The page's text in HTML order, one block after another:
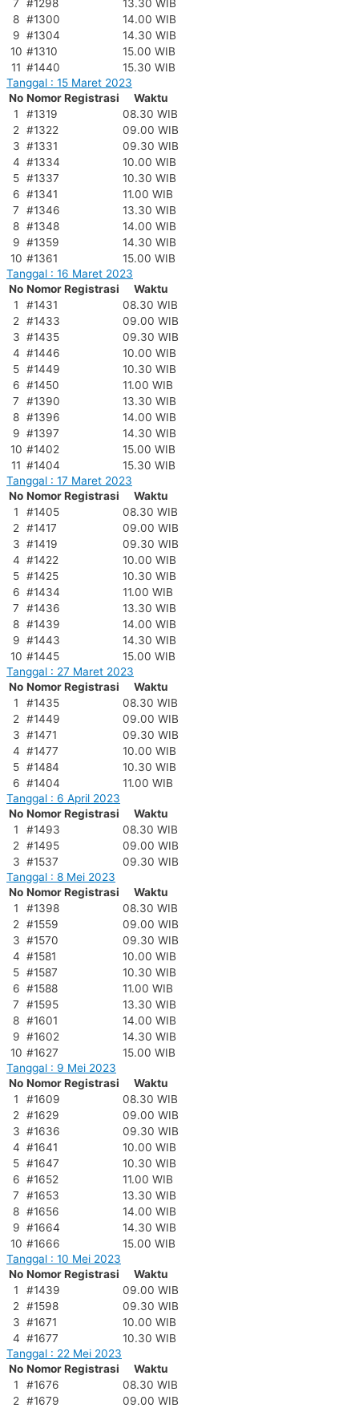
7 #1298
13.30 WIB
8 #1300
14.00 WIB
9 #1304
14.30 WIB
10 #1310
15.00 WIB
11 #1440
15.30 WIB
Tanggal : 15 Maret 2023
No Nomor Registrasi
Waktu
1
#1319
08.30 WIB
2
#1322
09.00 WIB
3 #1331
09.30 WIB
4 #1334
10.00 WIB
5 #1337
10.30 WIB
6 #1341
11.00 WIB
7
#1346
13.30 WIB
8 #1348
14.00 WIB
9 #1359
14.30 WIB
10 #1361
15.00 WIB
Tanggal : 16 Maret 2023
No Nomor Registrasi
Waktu
1
#1431
08.30 WIB
2
#1433
09.00 WIB
3 #1435
09.30 WIB
4 #1446
10.00 WIB
5 #1449
10.30 WIB
6 #1450
11.00 WIB
7
#1390
13.30 WIB
8 #1396
14.00 WIB
9 #1397
14.30 WIB
10 #1402
15.00 WIB
11 #1404
15.30 WIB
Tanggal : 17 Maret 2023
No Nomor Registrasi
Waktu
1
#1405
08.30 WIB
2
#1417
09.00 WIB
3 #1419
09.30 WIB
4 #1422
10.00 WIB
5 #1425
10.30 WIB
6 #1434
11.00 WIB
7
#1436
13.30 WIB
8 #1439
14.00 WIB
9 #1443
14.30 WIB
10 #1445
15.00 WIB
Tanggal : 27 Maret 2023
No Nomor Registrasi
Waktu
1
#1435
08.30 WIB
2
#1449
09.00 WIB
3 #1471
09.30 WIB
4 #1477
10.00 WIB
5 #1484
10.30 WIB
6 #1404
11.00 WIB
Tanggal : 6 April 2023
No Nomor Registrasi
Waktu
1
#1493
08.30 WIB
2
#1495
09.00 WIB
3 #1537
09.30 WIB
Tanggal : 8 Mei 2023
No Nomor Registrasi
Waktu
1
#1398
08.30 WIB
2
#1559
09.00 WIB
3 #1570
09.30 WIB
4 #1581
10.00 WIB
5 #1587
10.30 WIB
6 #1588
11.00 WIB
7
#1595
13.30 WIB
8 #1601
14.00 WIB
9 #1602
14.30 WIB
10 #1627
15.00 WIB
Tanggal : 9 Mei 2023
No Nomor Registrasi
Waktu
1
#1609
08.30 WIB
2
#1629
09.00 WIB
3 #1636
09.30 WIB
4 #1641
10.00 WIB
5 #1647
10.30 WIB
6 #1652
11.00 WIB
7
#1653
13.30 WIB
8 #1656
14.00 WIB
9 #1664
14.30 WIB
10 #1666
15.00 WIB
Tanggal : 10 Mei 2023
No Nomor Registrasi
Waktu
1
#1439
09.00 WIB
2
#1598
09.30 WIB
3 #1671
10.00 WIB
4 #1677
10.30 WIB
Tanggal : 22 Mei 2023
No Nomor Registrasi
Waktu
1
#1676
08.30 WIB
2
#1679
09.00 WIB